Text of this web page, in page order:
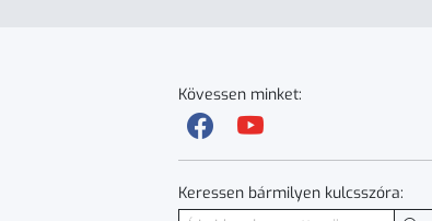
Kövessen minket:
Keressen bármilyen kulcsszóra: